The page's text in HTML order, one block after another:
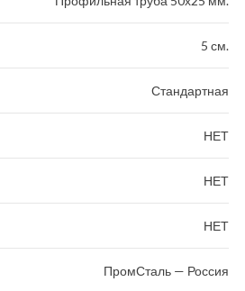
5 см.
Стандартная
НЕТ
НЕТ
НЕТ
ПромСталь — Россия